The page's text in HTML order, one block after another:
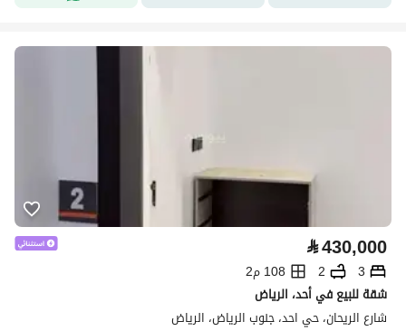
⃁430,000
3
2
108 م2
شقة للبيع في أحد، الرياض
شارع الريحان، حي احد، جنوب الرياض، الرياض